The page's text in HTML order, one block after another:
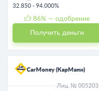
32.850 - 94.000%
86% — одобрение
Получить деньги
CarMoney (КарМани)
Лиц. № 005203